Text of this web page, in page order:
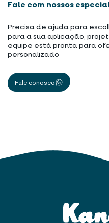
Fale com nossos
Precisa de ajuda para
para a sua aplicação,
equipe está pronta para
personalizado
Fale conosco